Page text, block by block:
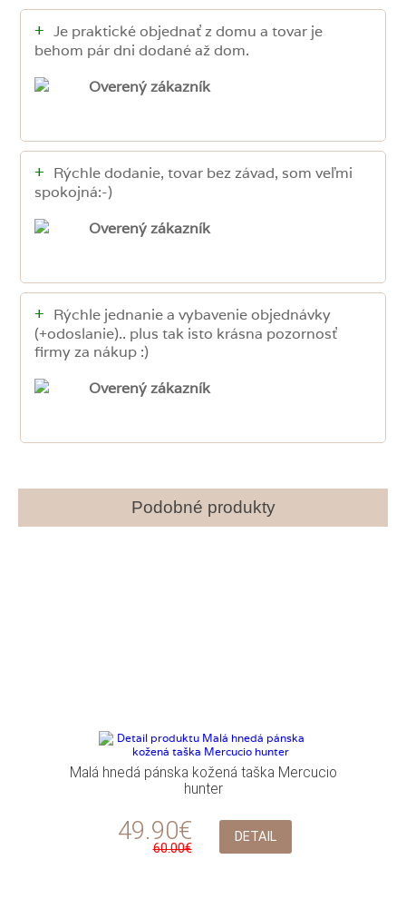
+ Je praktické objednať z domu a tovar je
behom pár dni dodané až dom.
Overený zákazník
+ Rýchle dodanie, tovar bez závad, som veľmi
spokojná:-)
Overený zákazník
+ Rýchle jednanie a vybavenie objednávky
(+odoslanie).. plus tak isto krásna pozornosť
firmy za nákup :)
Overený zákazník
Podobné produkty
Malá hnedá pánska kožená taška Mercucio
hunter
49.90€
60.00€
DETAIL